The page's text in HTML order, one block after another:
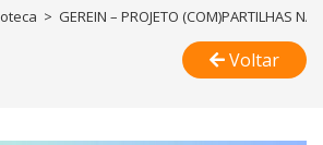
> GEREIN – PROJETO
Voltar